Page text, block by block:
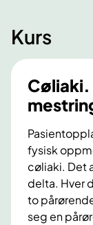
Kurs
fysisk
cøliaki. Det
delta. Hver
to
seg en